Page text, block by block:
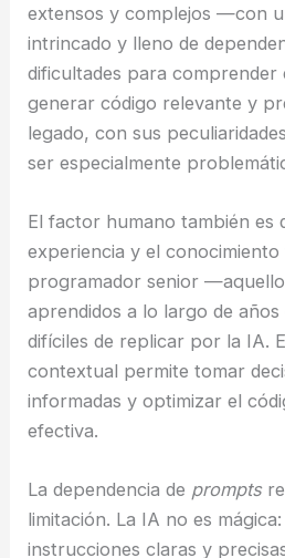
extensos y complejos —con
intrincado y lleno de
dificultades para
generar código relevante y
legado, con sus
ser especialmente
El factor humano también es
experiencia y el
programador senior
aprendidos a lo largo de
difíciles de replicar por la IA.
contextual permite tomar
informadas y optimizar el
efectiva.
La dependencia de prompts
limitación. La IA no es
instrucciones claras y